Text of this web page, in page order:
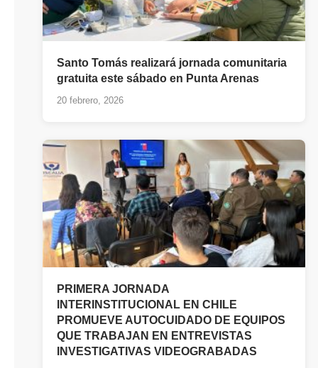
Santo Tomás realizará jornada comunitaria
gratuita este sábado en Punta Arenas
20 febrero, 2026
PRIMERA JORNADA
INTERINSTITUCIONAL EN CHILE
PROMUEVE AUTOCUIDADO DE EQUIPOS
QUE TRABAJAN EN ENTREVISTAS
INVESTIGATIVAS VIDEOGRABADAS